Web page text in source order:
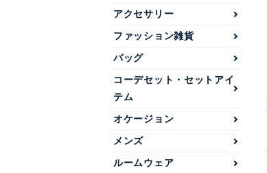
アクセサリー
ファッション雑貨
バッグ
コーデセット・セットアイ
テム
オケージョン
メンズ
ルームウェア